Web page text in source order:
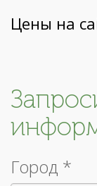
Цены на
Город *